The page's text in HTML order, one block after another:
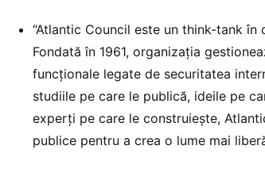
“Atlantic Council este un think-tank
Fondată în 1961, organizația
funcționale legate de securitatea
studiile pe care le publică, ideile pe
experți pe care le construiește,
publice pentru a crea o lume mai